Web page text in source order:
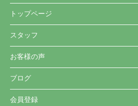
トップページ
スタッフ
お客様の声
ブログ
会員登録